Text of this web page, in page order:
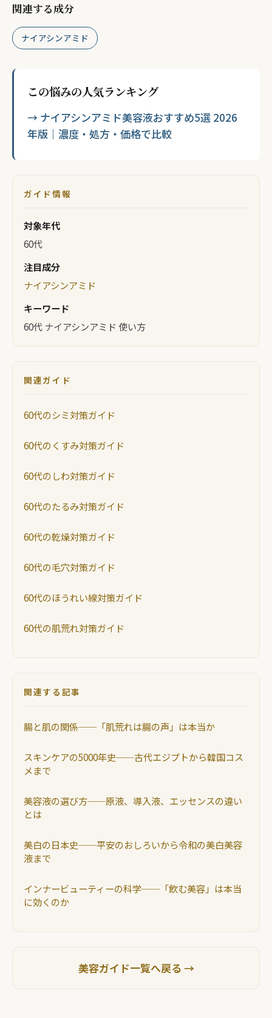
関連する成分
ナイアシンアミド
この悩みの人気ランキング
→ ナイアシンアミド美容液おすすめ5選 2026
年版｜濃度・処方・価格で比較
ガイド情報
対象年代
60代
注目成分
ナイアシンアミド
キーワード
60代 ナイアシンアミド 使い方
関連ガイド
60代のシミ対策ガイド
60代のくすみ対策ガイド
60代のしわ対策ガイド
60代のたるみ対策ガイド
60代の乾燥対策ガイド
60代の毛穴対策ガイド
60代のほうれい線対策ガイド
60代の肌荒れ対策ガイド
関連する記事
腸と肌の関係──「肌荒れは腸の声」は本当か
スキンケアの5000年史──古代エジプトから韓国コス
メまで
美容液の選び方──原液、導入液、エッセンスの違い
とは
美白の日本史──平安のおしろいから令和の美白美容
液まで
インナービューティーの科学──「飲む美容」は本当
に効くのか
美容ガイド一覧へ戻る →